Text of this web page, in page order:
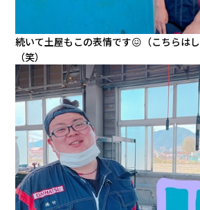
続いて土屋もこの表情です😖（こちらは
（笑）